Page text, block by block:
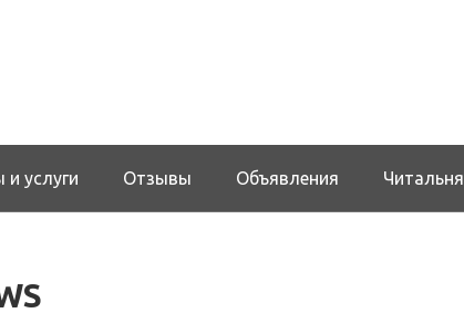
и услуги Отзывы Объявления Читальня